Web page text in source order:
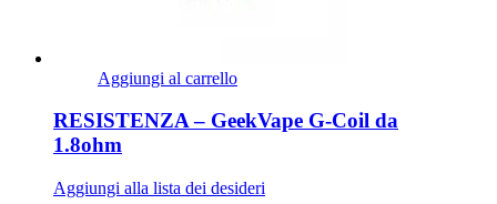
Aggiungi al carrello
RESISTENZA – GeekVape G-Coil da
1.8ohm
Aggiungi alla lista dei desideri